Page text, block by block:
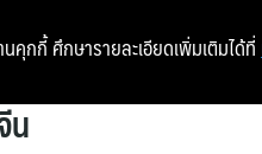
น
นคุกกี้ ศึกษารายละเอียดเพิ่มเติมได้ที่